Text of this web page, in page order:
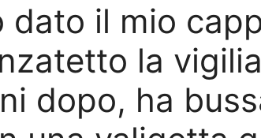
dato il mio
la
dopo, ha